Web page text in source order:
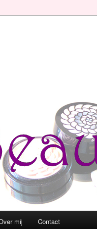
de primaire inhoud
de secundaire inhoud
mij Contact